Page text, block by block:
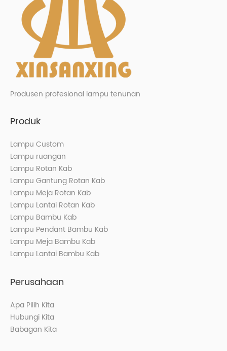
Produsen profesional lampu tenunan
Produk
Lampu Custom
Lampu ruangan
Lampu Rotan Kab
Lampu Gantung Rotan Kab
Lampu Meja Rotan Kab
Lampu Lantai Rotan Kab
Lampu Bambu Kab
Lampu Pendant Bambu Kab
Lampu Meja Bambu Kab
Lampu Lantai Bambu Kab
Perusahaan
Apa Pilih Kita
Hubungi Kita
Babagan Kita